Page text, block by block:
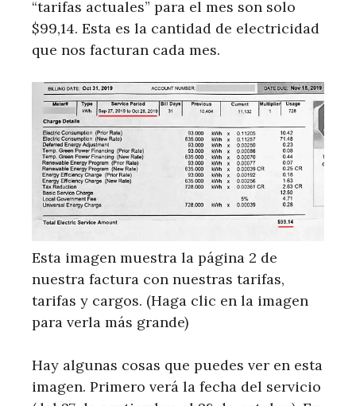
“tarifas actuales” para el mes son solo
$99,14. Esta es la cantidad de electricidad
que nos facturan cada mes.
Esta imagen muestra la página 2 de
nuestra factura con nuestras tarifas,
tarifas y cargos. (Haga clic en la imagen
para verla más grande)
Hay algunas cosas que puedes ver en esta
imagen. Primero verá la fecha del servicio